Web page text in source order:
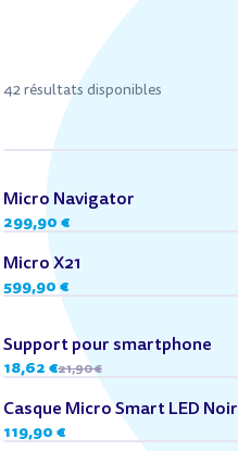
42 résultats disponibles
Dès 14 ans
Micro Navigator
299,90 €
Dès 14 ans
Micro X21
599,90 €
Support pour smartphone
18,62 €21,90 €
Casque Micro Smart LED Noir
119,90 €